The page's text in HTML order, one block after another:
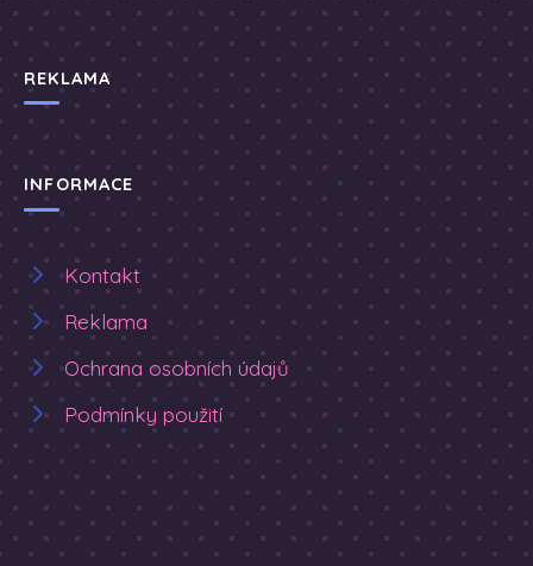
REKLAMA
INFORMACE
Kontakt
Reklama
Ochrana osobních údajů
Podmínky použití